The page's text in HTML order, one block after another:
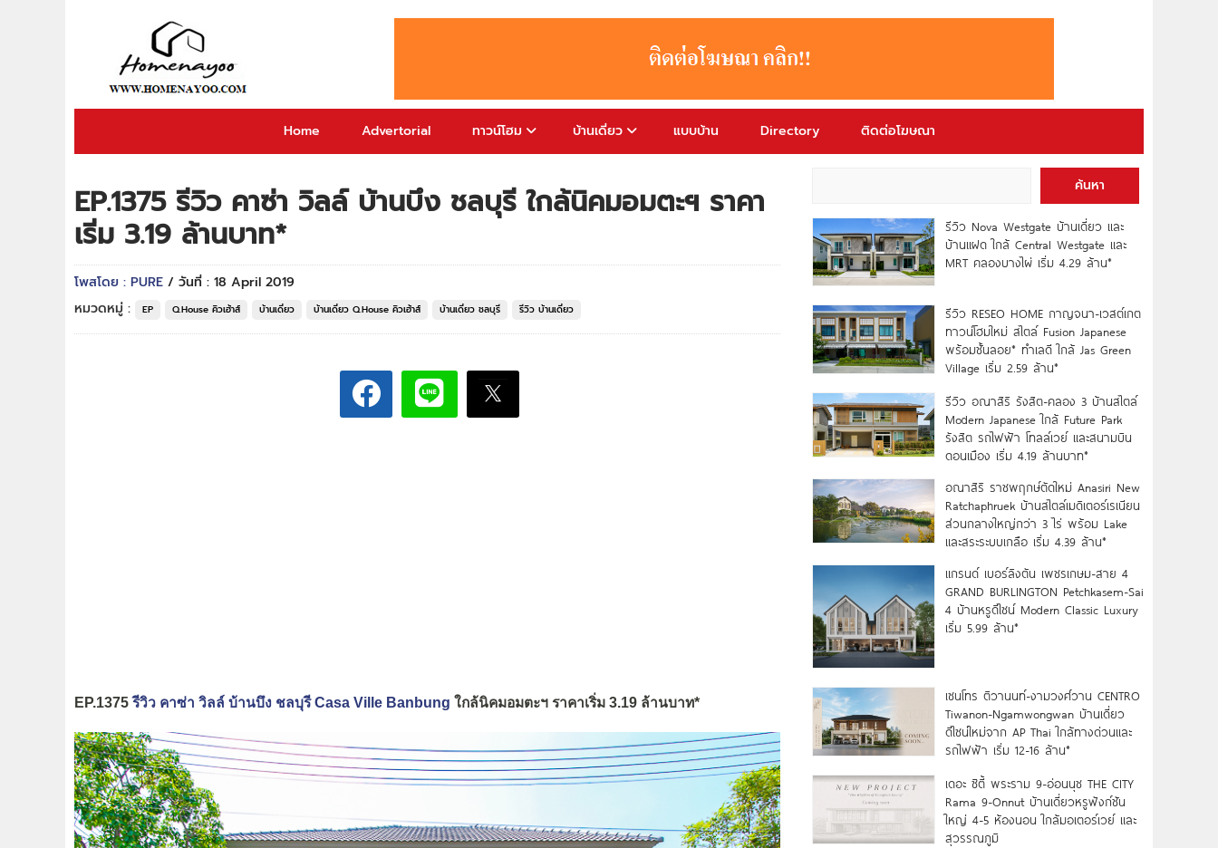
Home Advertorial ทาวน์โฮม บ้านเดี่ยว แบบบ้าน Directory ติดต่อโฆษณา
EP.1375 รีวิว คาซ่า วิลล์ บ้านบึง ชลบุรี ใกล้นิคมอมตะฯ ราคา
เริ่ม 3.19 ล้านบาท*
โพสโดย : PURE / วันที่ : 18 April 2019
หมวดหมู่ :
EP Q.House คิวเฮ้าส์ บ้านเดี่ยว บ้านเดี่ยว Q.House คิวเฮ้าส์ บ้านเดี่ยว ชลบุรี รีวิว บ้านเดี่ยว
EP.1375รีวิว คาซ่า วิลล์ บ้านบึง ชลบุรี Casa Ville Banbung ใกล้นิคมอมตะฯ ราคาเริ่ม 3.19 ล้านบาท*
ค้นหา
รีวิว Nova Westgate บ้านเดี่ยว และ
บ้านแฝด ใกล้ Central Westgate และ
MRT คลองบางไผ่ เริ่ม 4.29 ล้าน*
รีวิว RESEO HOME กาญจนา-เวสต์เกต
ทาวน์โฮมใหม่ สไตล์ Fusion Japanese
พร้อมชั้นลอย* ทำเลดี ใกล้ Jas Green
Village เริ่ม 2.59 ล้าน*
รีวิว อณาสิริ รังสิต-คลอง 3 บ้านสไตล์
Modern Japanese ใกล้ Future Park
รังสิต รถไฟฟ้า โทลล์เวย์ และสนามบิน
ดอนเมือง เริ่ม 4.19 ล้านบาท*
อณาสิริ ราชพฤกษ์ตัดใหม่ Anasiri New
Ratchaphruek บ้านสไตล์เมดิเตอร์เรเนียน
ส่วนกลางใหญ่กว่า 3 ไร่ พร้อม Lake
และสระระบบเกลือ เริ่ม 4.39 ล้าน*
แกรนด์ เบอร์ลิงตัน เพชรเกษม-สาย 4
GRAND BURLINGTON Petchkasem-Sai
4 บ้านหรูดีไซน์ Modern Classic Luxury
เริ่ม 5.99 ล้าน*
เซนโทร ติวานนท์-งามวงศ์วาน CENTRO
Tiwanon-Ngamwongwan บ้านเดี่ยว
ดีไซน์ใหม่จาก AP Thai ใกล้ทางด่วนและ
รถไฟฟ้า เริ่ม 12-16 ล้าน*
เดอะ ซิตี้ พระราม 9-อ่อนนุช THE CITY
Rama 9-Onnut บ้านเดี่ยวหรูฟังก์ชัน
ใหญ่ 4-5 ห้องนอน ใกล้มอเตอร์เวย์ และ
สุวรรณภูมิ